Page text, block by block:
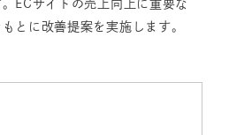
ECサイトの売上向上に重要な
とに改善提案を実施します。